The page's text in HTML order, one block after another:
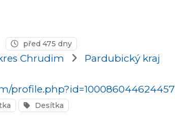
před 475 dny
Chrudim
Pardubický kraj
profile.php?id=100086044624457
Desítka